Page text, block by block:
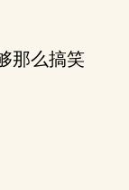
那么搞笑